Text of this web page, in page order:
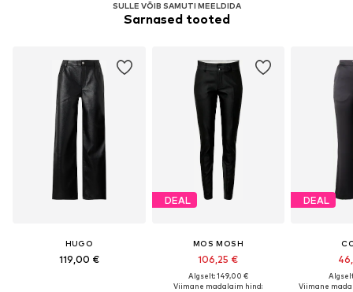
SULLE VÕIB SAMUTI MEELDIDA
Sarnased tooted
HUGO
119,00 €
DEAL
MOS MOSH
106,25 €
Algselt: 149,00 €
Viimane madalaim hind:
DEAL
Viimane